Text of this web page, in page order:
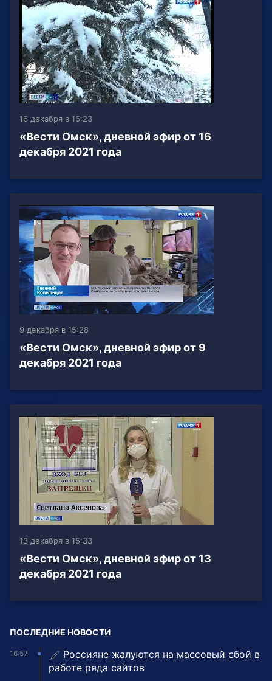
16 декабря в 16:23
«Вести Омск», дневной эфир от 16
декабря 2021 года
9 декабря в 15:28
«Вести Омск», дневной эфир от 9
декабря 2021 года
13 декабря в 15:33
«Вести Омск», дневной эфир от 13
декабря 2021 года
ПОСЛЕДНИЕ НОВОСТИ
16:57
Россияне жалуются на массовый сбой в
работе ряда сайтов